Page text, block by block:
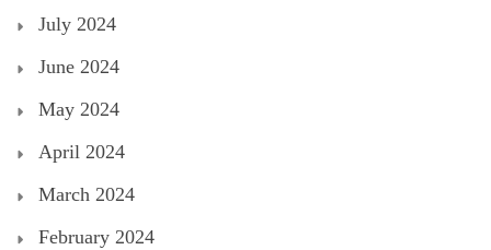
July 2024
June 2024
May 2024
April 2024
March 2024
February 2024